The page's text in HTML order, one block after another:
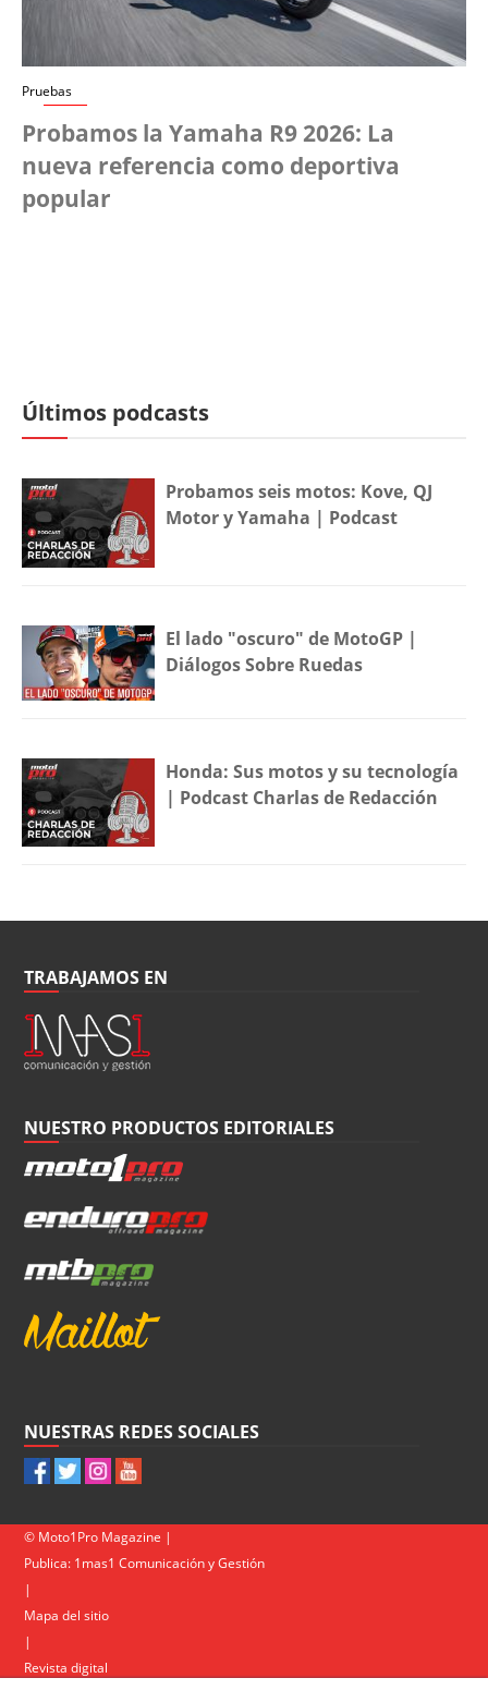
Pruebas
Probamos la Yamaha R9 2026: La
nueva referencia como deportiva
popular
Últimos podcasts
Probamos seis motos: Kove, QJ
Motor y Yamaha | Podcast
El lado "oscuro" de MotoGP |
Diálogos Sobre Ruedas
Honda: Sus motos y su tecnología
| Podcast Charlas de Redacción
TRABAJAMOS EN
NUESTRO PRODUCTOS EDITORIALES
NUESTRAS REDES SOCIALES
© Moto1Pro Magazine |
Publica: 1mas1 Comunicación y Gestión
|
Mapa del sitio
|
Revista digital